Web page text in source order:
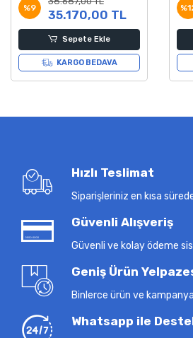
%9
35.170,00 TL
Sepete Ekle
KARGO BEDAVA
Hızlı Teslimat
Siparişleriniz en kısa
Güvenli Alışveriş
Güvenli ve kolay ödeme
Geniş Ürün
Binlerce ürün ve
Whatsapp ile